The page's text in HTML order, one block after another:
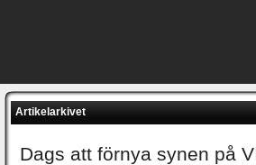
Artikelarkivet
Dags att förnya synen på